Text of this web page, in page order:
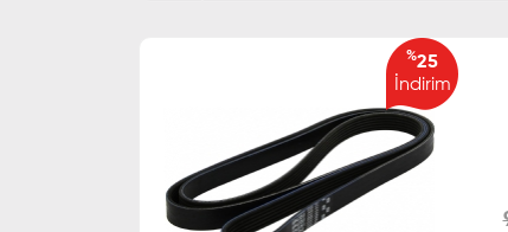
%25
İndirim